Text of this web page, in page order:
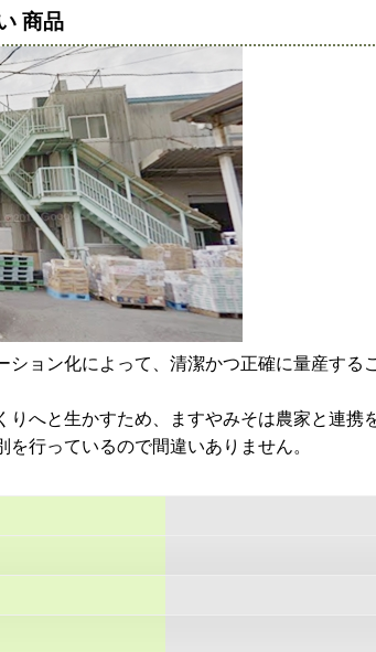
商品
ョン化によって、清潔かつ正確に量産する
りへと生かすため、ますやみそは農家と連携
行っているので間違いありません。